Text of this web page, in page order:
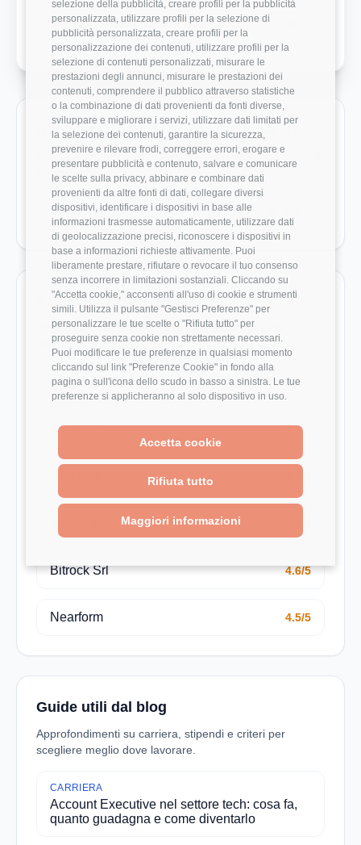
selezione della pubblicità, creare profili per la pubblicità
personalizzata, utilizzare profili per la selezione di
pubblicità personalizzata, creare profili per la
personalizzazione dei contenuti, utilizzare profili per la
selezione di contenuti personalizzati, misurare le
prestazioni degli annunci, misurare le prestazioni dei
contenuti, comprendere il pubblico attraverso statistiche
o la combinazione di dati provenienti da fonti diverse,
sviluppare e migliorare i servizi, utilizzare dati limitati per
la selezione dei contenuti, garantire la sicurezza,
prevenire e rilevare frodi, correggere errori, erogare e
presentare pubblicità e contenuto, salvare e comunicare
le scelte sulla privacy, abbinare e combinare dati
provenienti da altre fonti di dati, collegare diversi
dispositivi, identificare i dispositivi in base alle
informazioni trasmesse automaticamente, utilizzare dati
di geolocalizzazione precisi, riconoscere i dispositivi in
base a informazioni richieste attivamente. Puoi
liberamente prestare, rifiutare o revocare il tuo consenso
senza incorrere in limitazioni sostanziali. Cliccando su
"Accetta cookie," acconsenti all'uso di cookie e strumenti
simili. Utilizza il pulsante "Gestisci Preferenze" per
personalizzare le tue scelte o "Rifiuta tutto" per
proseguire senza cookie non strettamente necessari.
Puoi modificare le tue preferenze in qualsiasi momento
cliccando sul link "Preferenze Cookie" in fondo alla
pagina o sull'icona dello scudo in basso a sinistra. Le tue
preferenze si applicheranno al solo dispositivo in uso.
Accetta cookie
Rifiuta tutto
Maggiori informazioni
Crescita Professionale
Ruoli monitorati in Roechling Italia srl
Vai direttamente ai ruoli con dati disponibili e benchmark
salariali reali.
Project Manager
Aziende da confrontare
Pagine azienda utili per estendere il confronto su
stipendio, rating e recensioni.
Bending Spoons 4.7/5
TheFork 4.7/5
Bitrock Srl 4.6/5
Nearform 4.5/5
Guide utili dal blog
Approfondimenti su carriera, stipendi e criteri per
scegliere meglio dove lavorare.
CARRIERA
Account Executive nel settore tech: cosa fa,
quanto guadagna e come diventarlo